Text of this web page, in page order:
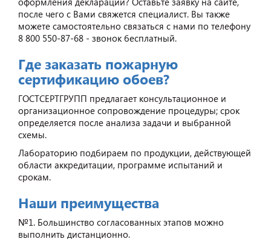
после чего с Вами свяжется специалист. Вы также
можете самостоятельно связаться с нами по телефону
8 800 550-87-68 - звонок бесплатный.
Где заказать пожарную
сертификацию обоев?
ГОСТСЕРТГРУПП предлагает консультационное и
организационное сопровождение процедуры; срок
определяется после анализа задачи и выбранной
схемы.
Лабораторию подбираем по продукции, действующей
области аккредитации, программе испытаний и
срокам.
Наши преимущества
№1. Большинство согласованных этапов можно
выполнить дистанционно.